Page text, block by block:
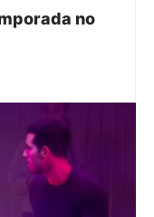
no